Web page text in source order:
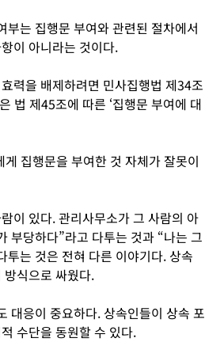
는 집행문 부여와 관련된 절차에서
이 아니라는 것이다.
력을 배제하려면 민사집행법 제34조
법 제45조에 따른 ‘집행문 부여에 대
집행문을 부여한 것 자체가 잘못이
이 있다. 관리사무소가 그 사람의 아
부당하다”라고 다투는 것과 “나는 그
투는 것은 전혀 다른 이야기다. 상속
식으로 싸웠다.
대응이 중요하다. 상속인들이 상속 포
수단을 동원할 수 있다.